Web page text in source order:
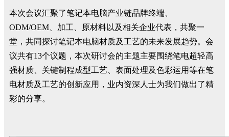
本次会议汇聚了笔记本电脑产业链品牌终端、
ODM/OEM、加工、原材料以及相关企业代表，共聚一
堂，共同探讨笔记本电脑材质及工艺的未来发展趋势。会
议共有13个议题，本次研讨会的主题主要围绕笔电超轻高
强材质、关键制程成型工艺、表面处理及色彩运用等在笔
电材质及工艺的创新应用，业内资深人士为我们做出了精
彩的分享。